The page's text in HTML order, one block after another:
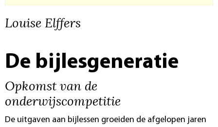
Louise Elffers
De bijlesgeneratie
Opkomst van de
onderwijscompetitie
De uitgaven aan bijlessen groeiden de afgelopen jaren